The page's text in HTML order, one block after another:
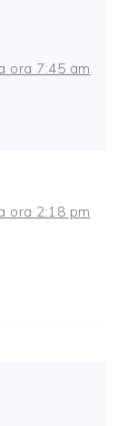
ora 7:45 am
ora 2:18 pm